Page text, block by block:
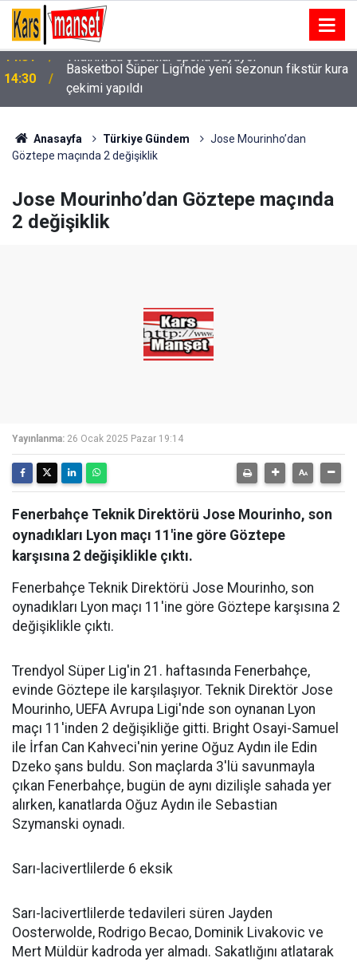
14:30
Basketbol Süper Ligi’nde yeni sezonun fikstür kura
çekimi yapıldı
Anasayfa Türkiye Gündem
Jose Mourinho’dan
Göztepe maçında 2 değişiklik
Jose Mourinho’dan Göztepe maçında
2 değişiklik
Yayınlanma: 26 Ocak 2025 Pazar 19:14
Fenerbahçe Teknik Direktörü Jose Mourinho, son
oynadıkları Lyon maçı 11'ine göre Göztepe
karşısına 2 değişiklikle çıktı.
Fenerbahçe Teknik Direktörü Jose Mourinho, son
oynadıkları Lyon maçı 11'ine göre Göztepe karşısına 2
değişiklikle çıktı.
Trendyol Süper Lig'in 21. haftasında Fenerbahçe,
evinde Göztepe ile karşılaşıyor. Teknik Direktör Jose
Mourinho, UEFA Avrupa Ligi'nde son oynanan Lyon
maçı 11'inden 2 değişikliğe gitti. Bright Osayi-Samuel
ile İrfan Can Kahveci'nin yerine Oğuz Aydın ile Edin
Dzeko şans buldu. Son maçlarda 3'lü savunmayla
çıkan Fenerbahçe, bugün de aynı dizilişle sahada yer
alırken, kanatlarda Oğuz Aydın ile Sebastian
Szymanski oynadı.
Sarı-lacivertlilerde 6 eksik
Sarı-lacivertlilerde tedavileri süren Jayden
Oosterwolde, Rodrigo Becao, Dominik Livakovic ve
Mert Müldür kadroda yer almadı. Sakatlığını atlatarak